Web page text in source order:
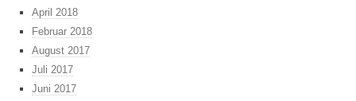
April 2018
Februar 2018
August 2017
Juli 2017
Juni 2017